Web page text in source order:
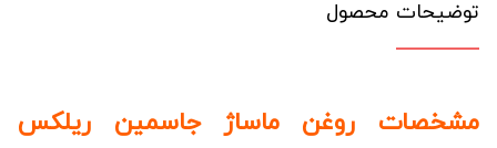
توضیحات محصول
مشخصات روغن ماساژ جاسمین ریلکس